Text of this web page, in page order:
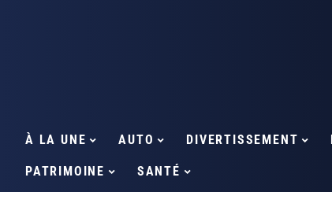
À LA UNE AUTO DIVERTISSEMENT
PATRIMOINE SANTÉ